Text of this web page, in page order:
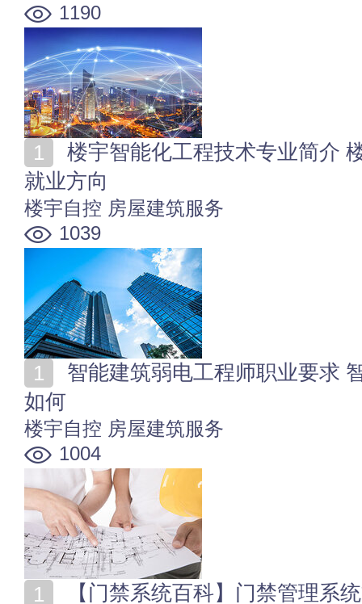
1190
就业方向
楼宇自控 房屋建筑服务
1039
如何
楼宇自控 房屋建筑服务
1004